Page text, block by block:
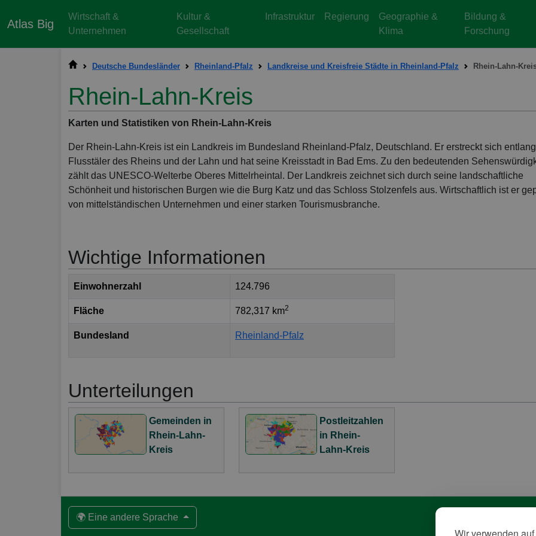
Atlas Big
Wirtschaft &
Unternehmen
Kultur &
Gesellschaft
Infrastruktur Regierung
Geographie &
Klima
Bildung &
Forschung
Deutsche Bundesländer Rheinland-Pfalz Landkreise und Kreisfreie Städte in Rheinland-Pfalz Rhein-Lahn-
Rhein-Lahn-Kreis
Karten und Statistiken von Rhein-Lahn-Kreis
Der Rhein-Lahn-Kreis ist ein Landkreis im Bundesland Rheinland-Pfalz, Deutschland. Er erstreckt sich
Flusstäler des Rheins und der Lahn und hat seine Kreisstadt in Bad Ems. Zu den bedeutenden
zählt das UNESCO-Welterbe Oberes Mittelrheintal. Der Landkreis zeichnet sich durch seine landschaftliche
Schönheit und historischen Burgen wie die Burg Katz und das Schloss Stolzenfels aus. Wirtschaftlich ist er
von mittelständischen Unternehmen und einer starken Tourismusbranche.
Wichtige Informationen
Einwohnerzahl 124.796
Fläche 782,317 km2
Bundesland Rheinland-Pfalz
Unterteilungen
Gemeinden in
Rhein-Lahn-
Kreis
Postleitzahlen
in Rhein-
Lahn-Kreis
🌍 Eine andere Sprache